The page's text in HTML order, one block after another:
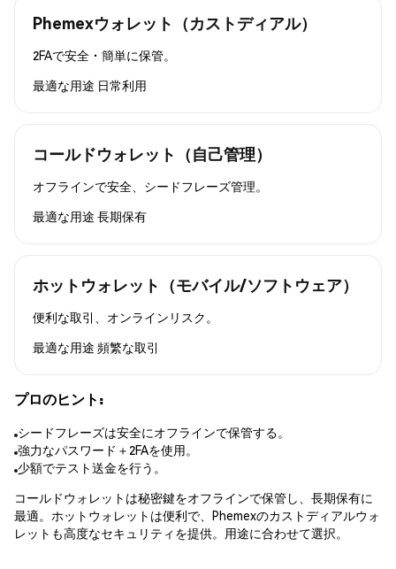
Phemexウォレット（カストディアル）
2FAで安全・簡単に保管。
最適な用途 日常利用
コールドウォレット（自己管理）
オフラインで安全、シードフレーズ管理。
最適な用途 長期保有
ホットウォレット（モバイル/ソフトウェア）
便利な取引、オンラインリスク。
最適な用途 頻繁な取引
プロのヒント:
シードフレーズは安全にオフラインで保管する。
強力なパスワード＋2FAを使用。
少額でテスト送金を行う。
コールドウォレットは秘密鍵をオフラインで保管し、長期保有に
最適。ホットウォレットは便利で、Phemexのカストディアルウォ
レットも高度なセキュリティを提供。用途に合わせて選択。